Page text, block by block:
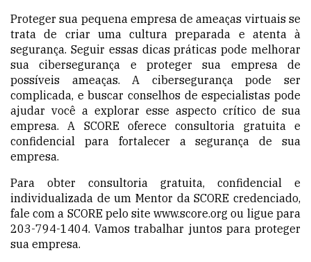
Proteger sua pequena empresa de ameaças virtuais se
trata de criar uma cultura preparada e atenta à
segurança. Seguir essas dicas práticas pode melhorar
sua cibersegurança e proteger sua empresa de
possíveis ameaças. A cibersegurança pode ser
complicada, e buscar conselhos de especialistas pode
ajudar você a explorar esse aspecto crítico de sua
empresa. A SCORE oferece consultoria gratuita e
confidencial para fortalecer a segurança de sua
empresa.
Para obter consultoria gratuita, confidencial e
individualizada de um Mentor da SCORE credenciado,
fale com a SCORE pelo site www.score.org ou ligue para
203-794-1404. Vamos trabalhar juntos para proteger
sua empresa.